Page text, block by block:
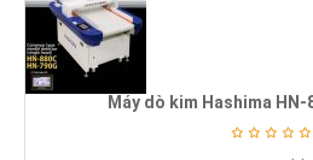
Máy dò kim Hashima HN-